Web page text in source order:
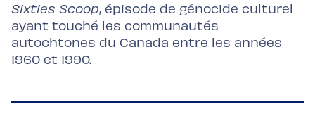
Sixties Scoop, épisode de génocide culturel
ayant touché les communautés
autochtones du Canada entre les années
1960 et 1990.